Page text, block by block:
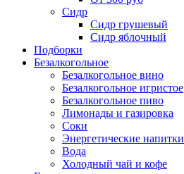
Сидр
Сидр грушевый
Сидр яблочный
Подборки
Безалкогольное
Безалкогольное вино
Безалкогольное игристое
Безалкогольное пиво
Лимонады и газировка
Соки
Энергетические напитки
Вода
Холодный чай и кофе